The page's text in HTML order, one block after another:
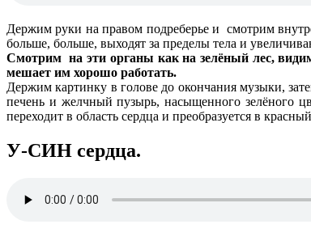
Держим руки на правом подреберье и смотрим
больше, больше, выходят за пределы тела и
Смотрим на эти органы как на зелёный лес,
мешает им хорошо работать.
Держим картинку в голове до окончания музыки,
печень и желчный пузырь, насыщенного зелёного
переходит в область сердца и преобразуется в
У-СИН сердца.